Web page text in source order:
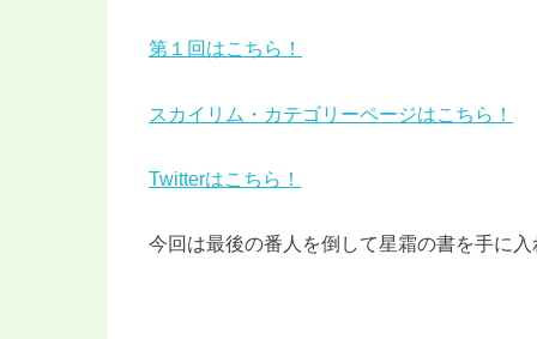
第１回はこちら！
スカイリム・カテゴリーページはこちら！
Twitterはこちら！
今回は最後の番人を倒して星霜の書を手に